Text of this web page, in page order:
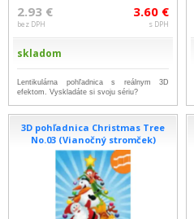
2.93 €
bez DPH
3.60 €
s DPH
skladom
Lentikulárna pohľadnica s reálnym 3D
efektom. Vyskladáte si svoju sériu?
3D pohľadnica Christmas Tree
No.03 (Vianočný stromček)